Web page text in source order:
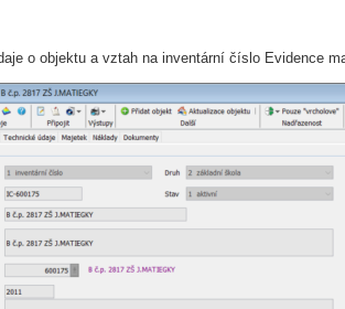
o objektu a vztah na inventární číslo Evidence